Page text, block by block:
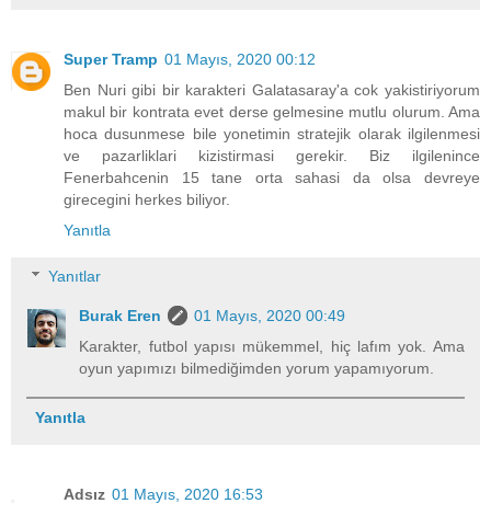
Super Tramp 01 Mayıs, 2020 00:12
Ben Nuri gibi bir karakteri Galatasaray'a cok yakistiriyorum
makul bir kontrata evet derse gelmesine mutlu olurum. Ama
hoca dusunmese bile yonetimin stratejik olarak ilgilenmesi
ve pazarliklari kizistirmasi gerekir. Biz ilgilenince
Fenerbahcenin 15 tane orta sahasi da olsa devreye
girecegini herkes biliyor.
Yanıtla
Yanıtlar
Burak Eren
01 Mayıs, 2020 00:49
Karakter, futbol yapısı mükemmel, hiç lafım yok. Ama
oyun yapımızı bilmediğimden yorum yapamıyorum.
Yanıtla
Adsız 01 Mayıs, 2020 16:53